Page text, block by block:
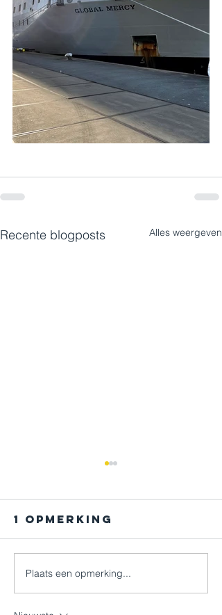
Recente blogposts Alles weergeven
Go for
gold...
1 opmerking
Plaats een opmerking...